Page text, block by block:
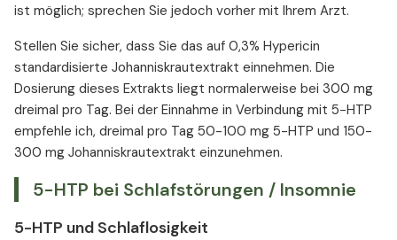
ist möglich; sprechen Sie jedoch vorher mit Ihrem Arzt.
Stellen Sie sicher, dass Sie das auf 0,3% Hypericin
standardisierte Johanniskrautextrakt einnehmen. Die
Dosierung dieses Extrakts liegt normalerweise bei 300 mg
dreimal pro Tag. Bei der Einnahme in Verbindung mit 5-HTP
empfehle ich, dreimal pro Tag 50-100 mg 5-HTP und 150-
300 mg Johanniskrautextrakt einzunehmen.
5-HTP bei Schlafstörungen / Insomnie
5-HTP und Schlaflosigkeit